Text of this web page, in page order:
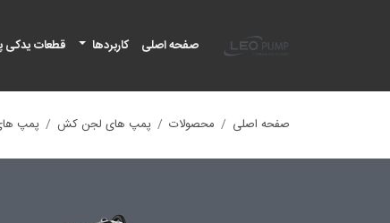
صفحه اصلی
کاربردها قطعات یدکی
صفحه اصلی محصولات پمپ های لجن کش پمپ